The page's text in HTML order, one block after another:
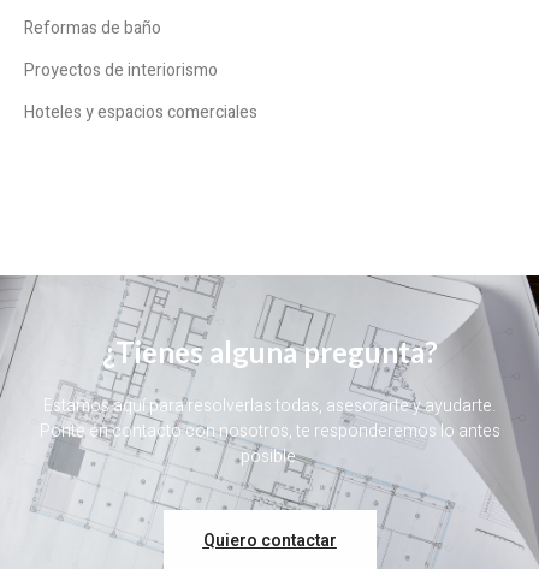
Reformas de baño
Proyectos de interiorismo
Hoteles y espacios comerciales
¿Tienes alguna pregunta?
Estamos aquí para resolverlas todas, asesorarte y ayudarte.
Ponte en contacto con nosotros, te responderemos lo antes
posible.
Quiero contactar